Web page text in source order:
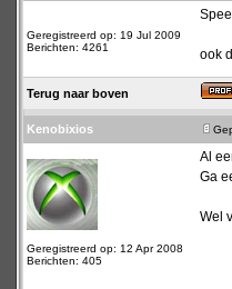
Geregistreerd op: 19 Jul 2009
Berichten: 4261
ook
Terug naar boven
Kenobixios
Geregistreerd op: 12 Apr 2008
Berichten: 405
Al
Ga
Wel